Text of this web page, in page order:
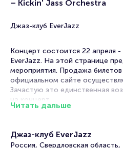
– Kickin' Jass Orchestra
Джаз-клуб EverJazz
Концерт состоится 22 апреля
EverJazz. На этой странице
мероприятия. Продажа
официальном сайте
Зачастую это единственная
на концерт.
Орлеана – Kickin' Jass
Читать дальше
Джаз-клуб EverJazz
Россия, Свердловская область,